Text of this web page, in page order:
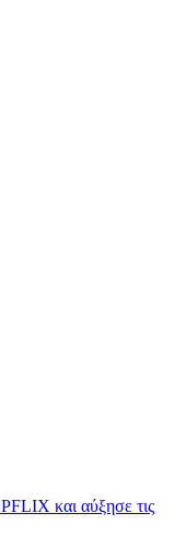
και αύξησε τις